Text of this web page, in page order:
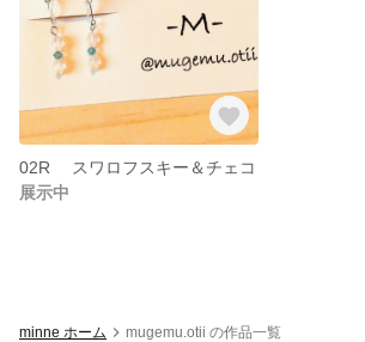
02R スワロフスキー＆チェコ
展示中
minne ホーム mugemu.otii の作品一覧